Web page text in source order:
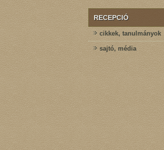
RECEPCIÓ
cikkek, tanulmányok
sajtó, média